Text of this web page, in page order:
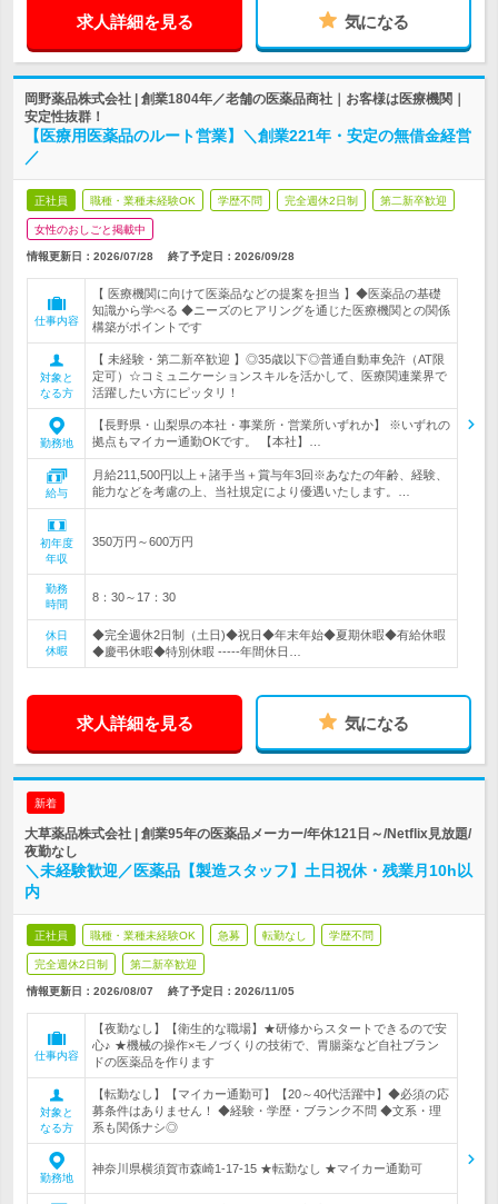
求人詳細を見る 気になる
岡野薬品株式会社 | 創業1804年／老舗の医薬品商社｜お客様は医療機関｜
安定性抜群！
【医療用医薬品のルート営業】＼創業221年・安定の無借金経営
／
正社員 職種・業種未経験OK 学歴不問 完全週休2日制 第二新卒歓迎
女性のおしごと掲載中
情報更新日：2026/07/28 終了予定日： 2026/09/28
仕事内容
【 医療機関に向けて医薬品などの提案を担当 】◆医薬品の基礎
知識から学べる ◆ニーズのヒアリングを通じた医療機関との関係
構築がポイントです
対象と
なる方
【 未経験・第二新卒歓迎 】◎35歳以下◎普通自動車免許（AT限
定可）☆コミュニケーションスキルを活かして、医療関連業界で
活躍したい方にピッタリ！
勤務地
【長野県・山梨県の本社・事業所・営業所いずれか】 ※いずれの
拠点もマイカー通勤OKです。 【本社】…
給与
月給211,500円以上＋諸手当＋賞与年3回※あなたの年齢、経験、
能力などを考慮の上、当社規定により優遇いたします。…
初年度
年収
350万円～600万円
勤務
時間
8：30～17：30
休日
休暇
◆完全週休2日制（土日)◆祝日◆年末年始◆夏期休暇◆有給休暇
◆慶弔休暇◆特別休暇 -----年間休日…
求人詳細を見る 気になる
新着
大草薬品株式会社 | 創業95年の医薬品メーカー/年休121日～/Netflix見放題/
夜勤なし
＼未経験歓迎／医薬品【製造スタッフ】土日祝休・残業月10h以
内
正社員 職種・業種未経験OK 急募 転勤なし 学歴不問
完全週休2日制 第二新卒歓迎
情報更新日：2026/08/07 終了予定日： 2026/11/05
仕事内容
【夜勤なし】【衛生的な職場】★研修からスタートできるので安
心♪ ★機械の操作×モノづくりの技術で、胃腸薬など自社ブラン
ドの医薬品を作ります
対象と
なる方
【転勤なし】【マイカー通勤可】【20～40代活躍中】◆必須の応
募条件はありません！ ◆経験・学歴・ブランク不問 ◆文系・理
系も関係ナシ◎
勤務地
神奈川県横須賀市森崎1-17-15 ★転勤なし ★マイカー通勤可